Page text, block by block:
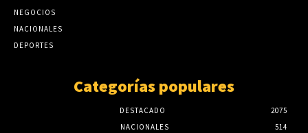
NEGOCIOS
NACIONALES
DEPORTES
Categorías populares
DESTACADO
2075
NACIONALES
514